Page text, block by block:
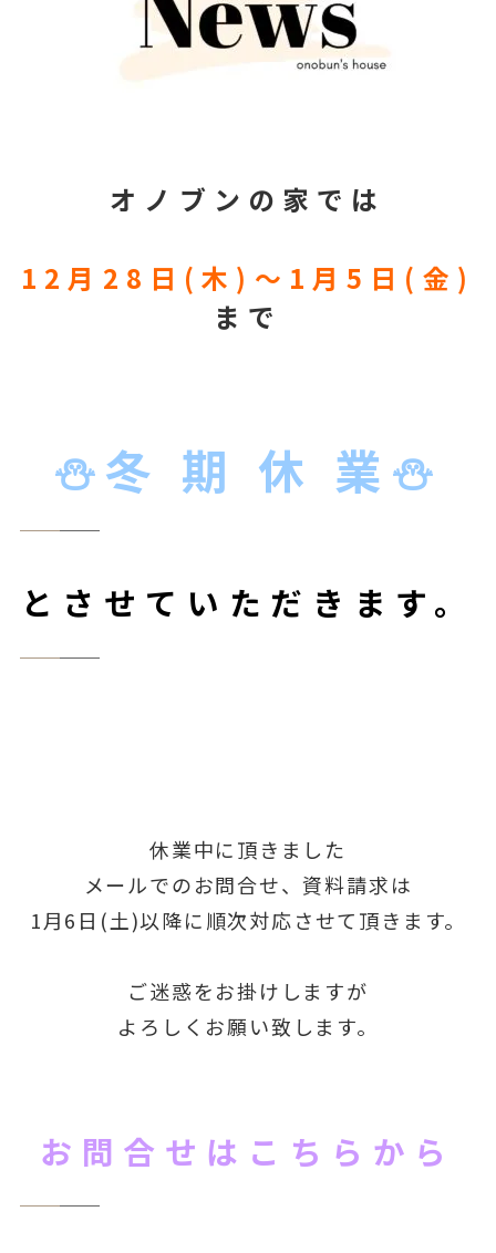
オノブンの家では
12月28日(木) ～1月5日(金)
まで
⛄冬 期 休 業⛄
とさせていただきます。
休業中に頂きました
メールでのお問合せ、資料請求は
1月6日(土)以降に順次対応させて頂きます。
ご迷惑をお掛けしますが
よろしくお願い致します。
お問合せはこちらから